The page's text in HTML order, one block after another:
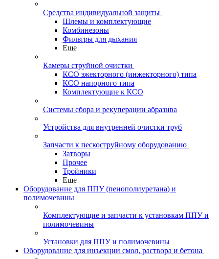
Средства индивидуальной защиты
Шлемы и комплектующие
Комбинезоны
Фильтры для дыхания
Еще
Камеры струйной очистки
КСО эжекторного (инжекторного) типа
КСО напорного типа
Комплектующие к КСО
Системы сбора и рекуперации абразива
Устройства для внутренней очистки труб
Запчасти к пескоструйному оборудованию
Затворы
Прочее
Тройники
Еще
Оборудование для ППУ (пенополиуретана) и
полимочевины
Комплектующие и запчасти к установкам ППУ и
полимочевины
Установки для ППУ и полимочевины
Оборудование для инъекции смол, раствора и бетона